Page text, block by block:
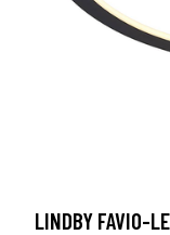
LINDBY FAVIO-